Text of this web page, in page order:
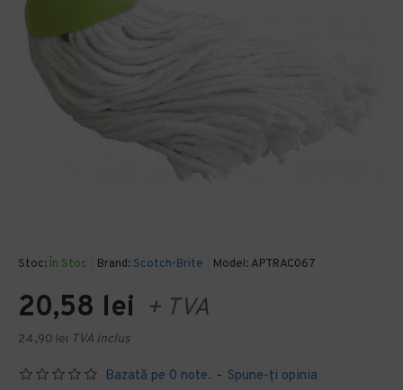
Stoc: În Stoc Brand: Scotch-Brite Model: APTRAC067
Bazată pe 0 note. - Spune-ţi opinia
20,58 lei + TVA
24,90 lei TVA inclus